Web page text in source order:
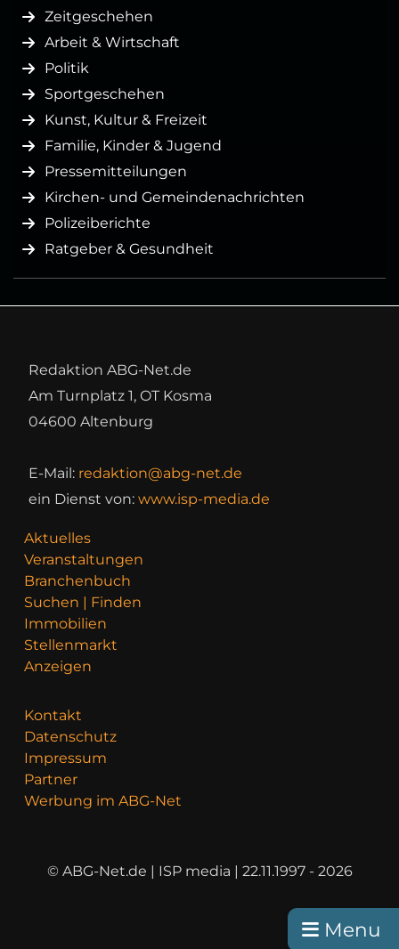
Menu
Zeitgeschehen
Arbeit & Wirtschaft
Politik
Sportgeschehen
Kunst, Kultur & Freizeit
Familie, Kinder & Jugend
Pressemitteilungen
Kirchen- und Gemeindenachrichten
Polizeiberichte
Ratgeber & Gesundheit
Redaktion ABG-Net.de
Am Turnplatz 1, OT Kosma
04600 Altenburg
E-Mail: redaktion@abg-net.de
ein Dienst von: www.isp-media.de
Aktuelles
Veranstaltungen
Branchenbuch
Suchen | Finden
Immobilien
Stellenmarkt
Anzeigen
Kontakt
Datenschutz
Impressum
Partner
Werbung im ABG-Net
© ABG-Net.de | ISP media | 22.11.1997 - 2026